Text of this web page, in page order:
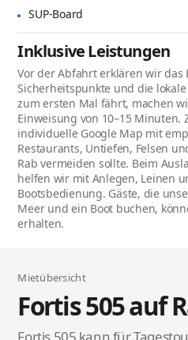
SUP-Board
Inklusive Leistungen
Vor der Abfahrt erklären wir das
Sicherheitspunkte und die
zum ersten Mal fährt, machen
Einweisung von 10–15 Minuten.
individuelle Google Map mit
Restaurants, Untiefen, Felsen
Rab vermeiden sollte. Beim
helfen wir mit Anlegen, Leinen
Bootsbedienung. Gäste, die
Meer und ein Boot buchen,
erhalten.
Mietübersicht
Fortis 505 auf